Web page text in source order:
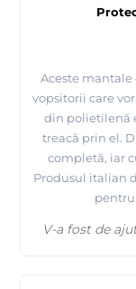
Aceste
vopsitorii care
din polietilenă
treacă prin el.
completă, iar
Produsul italian
V-a fost de